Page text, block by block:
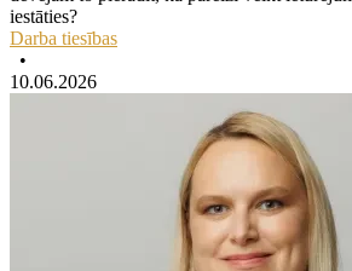
iestāties?
Darba tiesības
•
10.06.2026